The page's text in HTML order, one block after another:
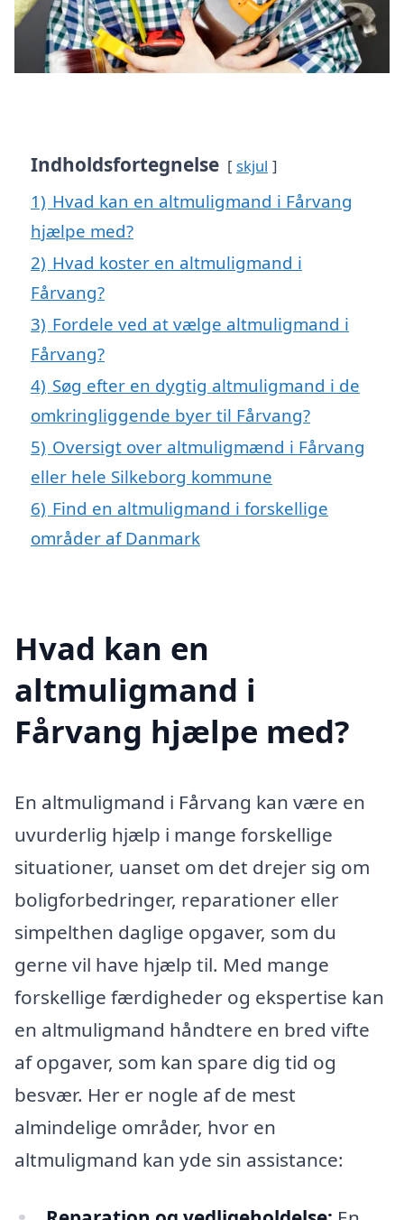
Indholdsfortegnelse skjul
1) Hvad kan en altmuligmand i Fårvang
hjælpe med?
2) Hvad koster en altmuligmand i
Fårvang?
3) Fordele ved at vælge altmuligmand i
Fårvang?
4) Søg efter en dygtig altmuligmand i de
omkringliggende byer til Fårvang?
5) Oversigt over altmuligmænd i Fårvang
eller hele Silkeborg kommune
6) Find en altmuligmand i forskellige
områder af Danmark
Hvad kan en
altmuligmand i
Fårvang hjælpe med?
En altmuligmand i Fårvang kan være en
uvurderlig hjælp i mange forskellige
situationer, uanset om det drejer sig om
boligforbedringer, reparationer eller
simpelthen daglige opgaver, som du
gerne vil have hjælp til. Med mange
forskellige færdigheder og ekspertise kan
en altmuligmand håndtere en bred vifte
af opgaver, som kan spare dig tid og
besvær. Her er nogle af de mest
almindelige områder, hvor en
altmuligmand kan yde sin assistance: